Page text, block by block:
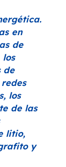
en
de
los
de
los
de las
litio,
y